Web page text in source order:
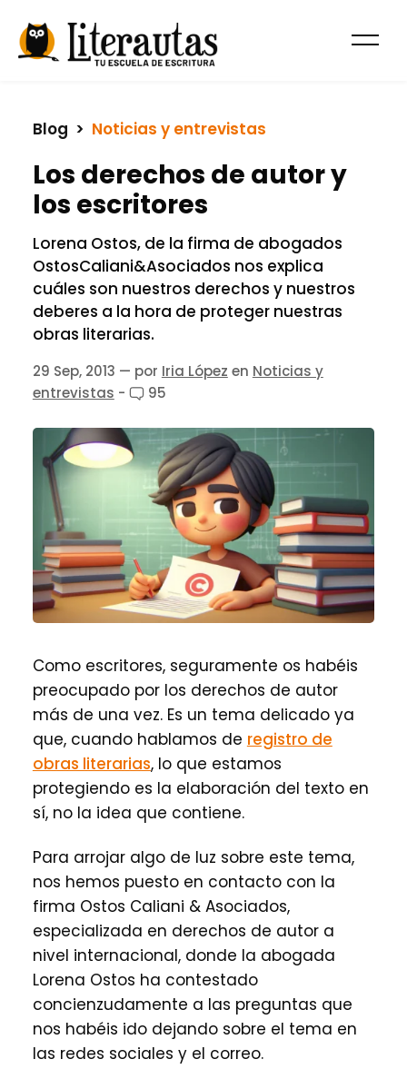
Blog
  >
Noticias y entrevistas
Los derechos de autor y
los escritores
Lorena Ostos, de la firma de abogados
OstosCaliani&Asociados nos explica
cuáles son nuestros derechos y nuestros
deberes a la hora de proteger nuestras
obras literarias.
29 Sep, 2013 — por Iria López en Noticias y
entrevistas - 95
Como escritores, seguramente os habéis
preocupado por los derechos de autor
más de una vez. Es un tema delicado ya
que, cuando hablamos de registro de
obras literarias, lo que estamos
protegiendo es la elaboración del texto en
sí, no la idea que contiene.
Para arrojar algo de luz sobre este tema,
nos hemos puesto en contacto con la
firma Ostos Caliani & Asociados,
especializada en derechos de autor a
nivel internacional, donde la abogada
Lorena Ostos ha contestado
concienzudamente a las preguntas que
nos habéis ido dejando sobre el tema en
las redes sociales y el correo.